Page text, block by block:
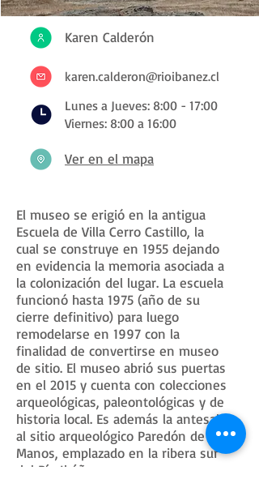
Karen Calderón
karen.calderon@rioibanez.cl
Lunes a Jueves: 8:00 - 17:00
Viernes: 8:00 a 16:00
Ver en el mapa
El museo se erigió en la antigua
Escuela de Villa Cerro Castillo, la
cual se construye en 1955 dejando
en evidencia la memoria asociada a
la colonización del lugar. La escuela
funcionó hasta 1975 (año de su
cierre definitivo) para luego
remodelarse en 1997 con la
finalidad de convertirse en museo
de sitio. El museo abrió sus puertas
en el 2015 y cuenta con colecciones
arqueológicas, paleontológicas y de
historia local. Es además la antesala
al sitio arqueológico Paredón de las
Manos, emplazado en la ribera sur
del Río Ibáñez.